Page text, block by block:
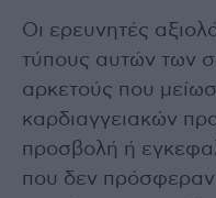
Οι ερευνητές
τύπους αυτών των
αρκετούς που
καρδιαγγειακών
προσβολή ή
που δεν